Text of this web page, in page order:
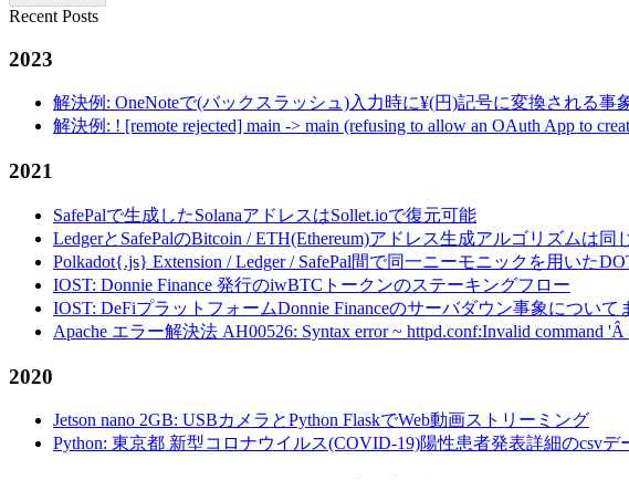
Recent Posts
2023
解決例: OneNoteで(バックスラッシュ)入力時に¥(円)記号に変換される事
解決例: ! [remote rejected] main -> main (refusing to allow an OAuth App to
2021
SafePalで生成したSolanaアドレスはSollet.ioで復元可能
LedgerとSafePalのBitcoin / ETH(Ethereum)アドレス生成アルゴリズムは同
Polkadot{.js} Extension / Ledger / SafePal間で同一ニーモニックを用いた
IOST: Donnie Finance 発行のiwBTCトークンのステーキングフロー
IOST: DeFiプラットフォームDonnie Financeのサーバダウン事象について
Apache エラー解決法 AH00526: Syntax error ~ httpd.conf:Invalid command 'Â
2020
Jetson nano 2GB: USBカメラとPython FlaskでWeb動画ストリーミング
Python: 東京都 新型コロナウイルス(COVID-19)陽性患者発表詳細のcsv